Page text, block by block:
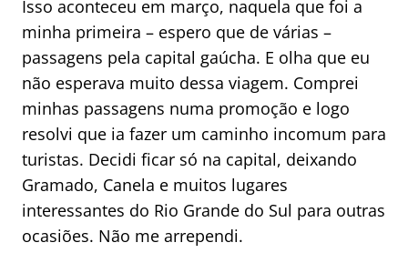
Isso aconteceu em março, naquela que foi a
minha primeira – espero que de várias –
passagens pela capital gaúcha. E olha que eu
não esperava muito dessa viagem. Comprei
minhas passagens numa promoção e logo
resolvi que ia fazer um caminho incomum para
turistas. Decidi ficar só na capital, deixando
Gramado, Canela e muitos lugares
interessantes do Rio Grande do Sul para outras
ocasiões. Não me arrependi.